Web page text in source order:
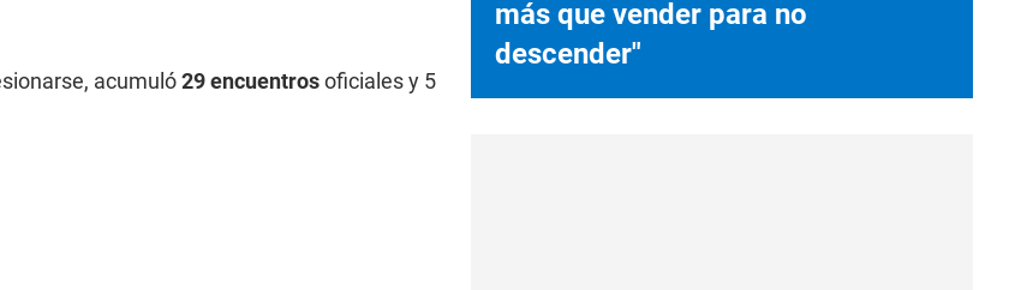
acumuló29 encuentrosoficiales y 5
más que vender para no
descender"